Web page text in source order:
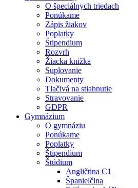
O špeciálnych triedach
Ponúkame
Zápis žiakov
Poplatky
Štipendium
Rozvrh
Žiacka knižka
Suplovanie
Dokumenty
Tlačivá na stiahnutie
Stravovanie
GDPR
Gymnázium
O gymnáziu
Ponúkame
Poplatky
Štipendium
Štúdium
Angličtina C1
Španielčina